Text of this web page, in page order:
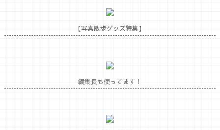
【写真散歩グッズ特集】
編集長も使ってます！